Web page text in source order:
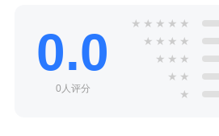
0.0
0人评分
★ ★ ★ ★ ★
★ ★ ★ ★
★ ★ ★
★ ★
★